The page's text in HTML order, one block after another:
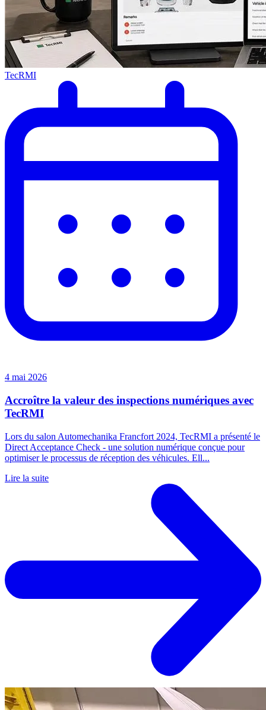
TecRMI
4 mai 2026
Accroître la valeur des inspections numériques avec
TecRMI
Lors du salon Automechanika Francfort 2024, TecRMI a présenté le
Direct Acceptance Check - une solution numérique conçue pour
optimiser le processus de réception des véhicules. Ell...
Lire la suite